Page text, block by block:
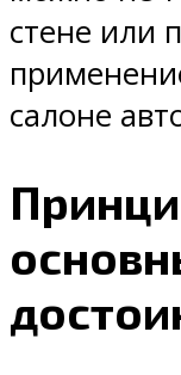
стене или
салоне